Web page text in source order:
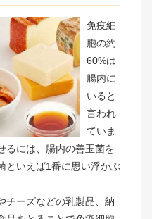
免疫細
胞の約
60%は
腸内に
いると
言われ
ていま
るには、腸内の善玉菌を
といえば1番に思い浮かぶ
チーズなどの乳製品、納